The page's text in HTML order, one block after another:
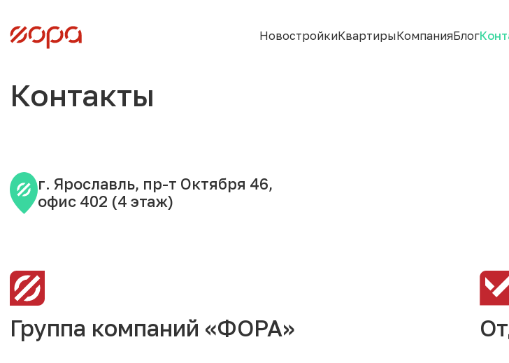
НовостройкиКвартирыКомпанияБлог
Контакты
г. Ярославль, пр-т Октября 46,
офис 402 (4 этаж)
Группа компаний «ФОРА»